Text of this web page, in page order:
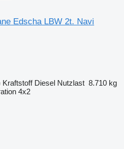
Edscha LBW 2t. Navi
Kraftstoff Diesel Nutzlast 8.710 kg
4x2